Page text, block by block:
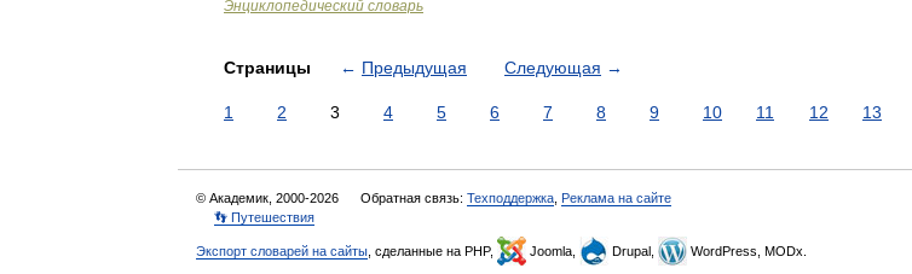
Энциклопедический словарь
Страницы ← Предыдущая Следующая →
1 2 3 4 5 6 7 8 9 10 11 12 13
© Академик, 2000-2026 Обратная связь: Техподдержка Реклама на сайте
👣 Путешествия
Экспорт словарей на сайты , сделанные на PHP, Joomla, Drupal, WordPress, MODx.